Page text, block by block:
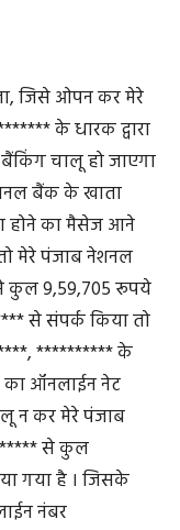
जिसे ओपन कर मेरे
के धारक द्वारा
चालू हो जाएगा
बैंक के खाता
होने का मैसेज आने
मेरे पंजाब नेशनल
कुल 9,59,705 रूपये
से संपर्क किया तो
********** के
का ऑनलाईन नेट
न कर मेरे पंजाब
से कुल
गया है । जिसके
नंबर